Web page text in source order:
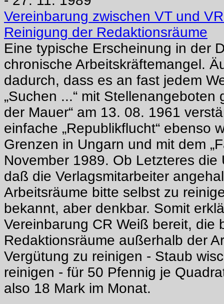
Vereinbarung zwischen VT und
Reinigung der Redaktionsräume
Eine typische Erscheinung in der
chronische Arbeitskräftemangel.
dadurch, dass es an fast jedem
„Suchen ...“ mit Stellenangeboten
der Mauer“ am 13. 08. 1961
einfache „Republikflucht“ ebenso
Grenzen in Ungarn und mit dem
November 1989. Ob Letzteres die
daß die Verlagsmitarbeiter
Arbeitsräume bitte selbst zu
bekannt, aber denkbar. Somit
Vereinbarung CR Weiß bereit, die
Redaktionsräume außerhalb der
Vergütung zu reinigen - Staub
reinigen - für 50 Pfennig je
also 18 Mark im Monat.